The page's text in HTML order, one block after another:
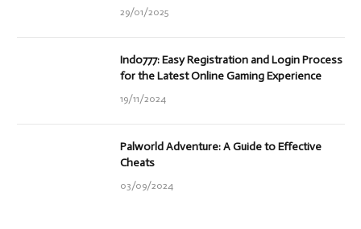
29/01/2025
Indo777: Easy Registration and Login Process
for the Latest Online Gaming Experience
19/11/2024
Palworld Adventure: A Guide to Effective
Cheats
03/09/2024